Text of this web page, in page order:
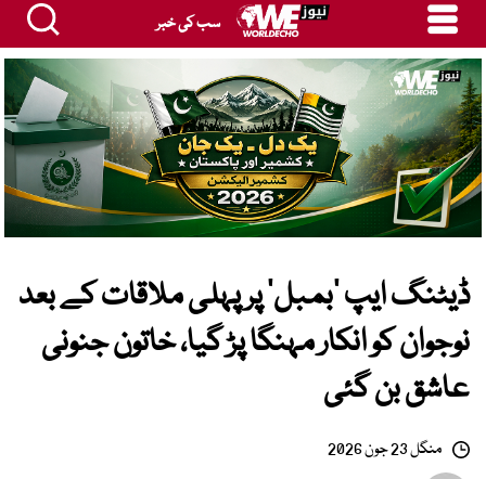
سب کی خبر
ڈیٹنگ ایپ ‘بمبل’ پر پہلی ملاقات کے بعد
نوجوان کو انکار مہنگا پڑ گیا، خاتون جنونی
عاشق بن گئی
منگل 23 جون 2026